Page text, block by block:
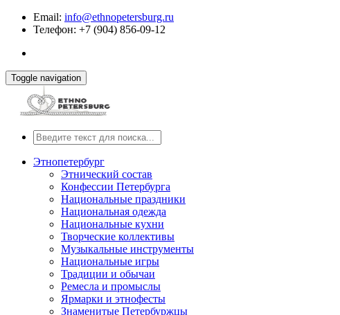
Email: info@ethnopetersburg.ru
Телефон: +7 (904) 856-09-12
Toggle navigation
Этнопетербург
Этнический состав
Конфессии Петербурга
Национальные праздники
Национальная одежда
Национальные кухни
Творческие коллективы
Музыкальные инструменты
Национальные игры
Традиции и обычаи
Ремесла и промыслы
Ярмарки и этнофесты
Знаменитые Петербуржцы